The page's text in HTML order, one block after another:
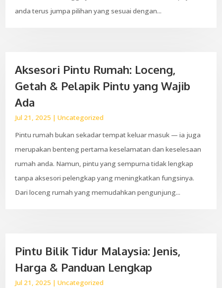
anda terus jumpa pilihan yang sesuai dengan...
Aksesori Pintu Rumah: Loceng,
Getah & Pelapik Pintu yang Wajib
Ada
Jul 21, 2025 |Uncategorized
Pintu rumah bukan sekadar tempat keluar masuk — ia juga
merupakan benteng pertama keselamatan dan keselesaan
rumah anda. Namun, pintu yang sempurna tidak lengkap
tanpa aksesori pelengkap yang meningkatkan fungsinya.
Dari loceng rumah yang memudahkan pengunjung...
Pintu Bilik Tidur Malaysia: Jenis,
Harga & Panduan Lengkap
Jul 21, 2025 |Uncategorized